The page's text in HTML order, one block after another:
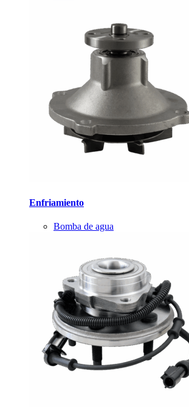
Enfriamiento
Bomba de agua